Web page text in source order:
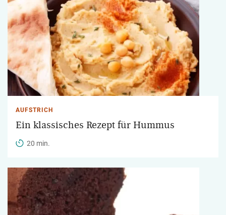
AUFSTRICH
Ein klassisches Rezept für Hummus
20 min.